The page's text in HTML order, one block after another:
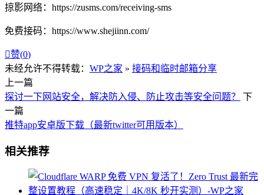
掠影网络：https://zusms.com/receiving-sms
免费接码：https://www.shejiinn.com/
赞(0)
未经允许不得转载： WP之家 » 接码和临时邮箱分享
上一篇
探讨一下网站安全，解决防入侵、防止攻击等安全问题？
下
一篇
推特app安卓版下载（最新twitter可用版本）
相关推荐